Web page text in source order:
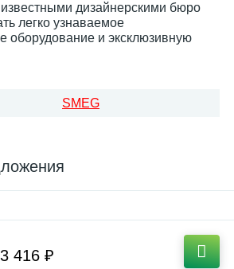
дизайнерскими бюро
легко узнаваемое
оборудование и эксклюзивную
SMEG
416 ₽